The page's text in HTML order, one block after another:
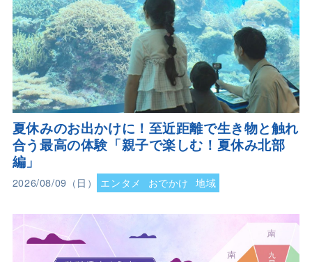
夏休みのお出かけに！至近距離で生き物と触れ
合う最高の体験「親子で楽しむ！夏休み北部
編」
2026/08/09（日） エンタメ おでかけ 地域